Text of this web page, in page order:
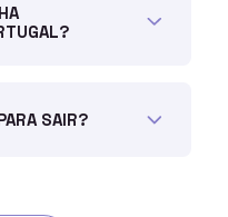
SAIR?